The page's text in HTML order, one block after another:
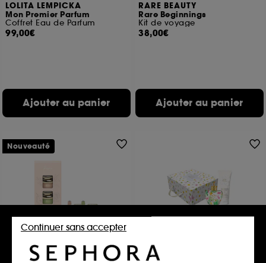
LOLITA LEMPICKA
Mon Premier Parfum
Coffret Eau de Parfum
99,00€
Ajouter au panier
RARE BEAUTY
Rare Beginnings
Kit de voyage
38,00€
Ajouter au panier
RARE BEAUTY
Rare Moments
Duo Eau de Parfum Roll-on
Nouveauté
LOLITA LEMPICKA
Fleurs
Coffret Eau de Parfum
Continuer sans accepter